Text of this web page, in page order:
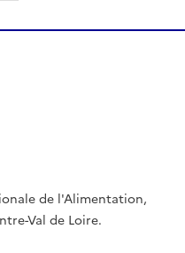
de l'Alimentation,
Val de Loire.